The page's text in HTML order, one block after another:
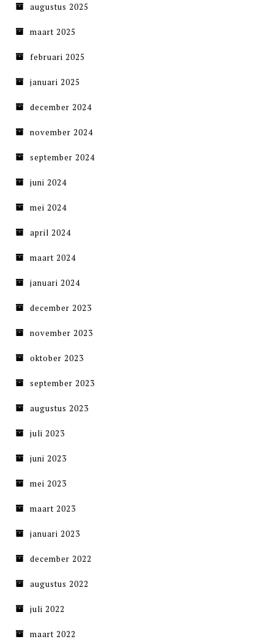
augustus 2025
maart 2025
februari 2025
januari 2025
december 2024
november 2024
september 2024
juni 2024
mei 2024
april 2024
maart 2024
januari 2024
december 2023
november 2023
oktober 2023
september 2023
augustus 2023
juli 2023
juni 2023
mei 2023
maart 2023
januari 2023
december 2022
augustus 2022
juli 2022
maart 2022